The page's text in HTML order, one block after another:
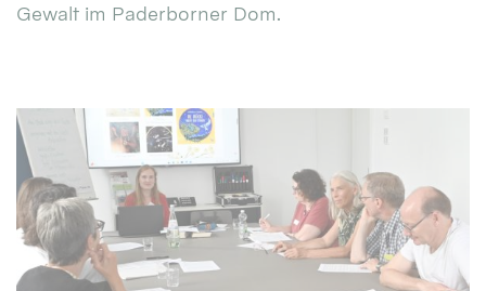
Gewalt im Paderborner Dom.